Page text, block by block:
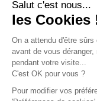
Inscrivez-vous dès
exclusivité nos offres
Site protégé par reCAPTCHA.
Marchand approuvé